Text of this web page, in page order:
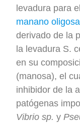
levadura para
manano
derivado de la
la levadura S.
en su
(manosa), el
inhibidor de la
patógenas
Vibrio sp. y